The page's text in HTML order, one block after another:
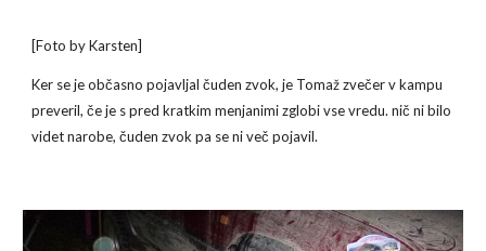
[Foto by Karsten]
Ker se je občasno pojavljal čuden zvok, je Tomaž zvečer v kampu
preveril, če je s pred kratkim menjanimi zglobi vse vredu. nič ni bilo
videt narobe, čuden zvok pa se ni več pojavil.